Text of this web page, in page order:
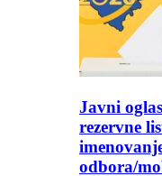
Javni
rezervne
odbora/